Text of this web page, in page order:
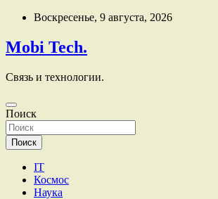
Перейти
содержимому
Воскресенье, 9 августа, 2026
Mobi Tech.
Связь и технологии.
Поиск
Поиск
IT
Космос
Наука